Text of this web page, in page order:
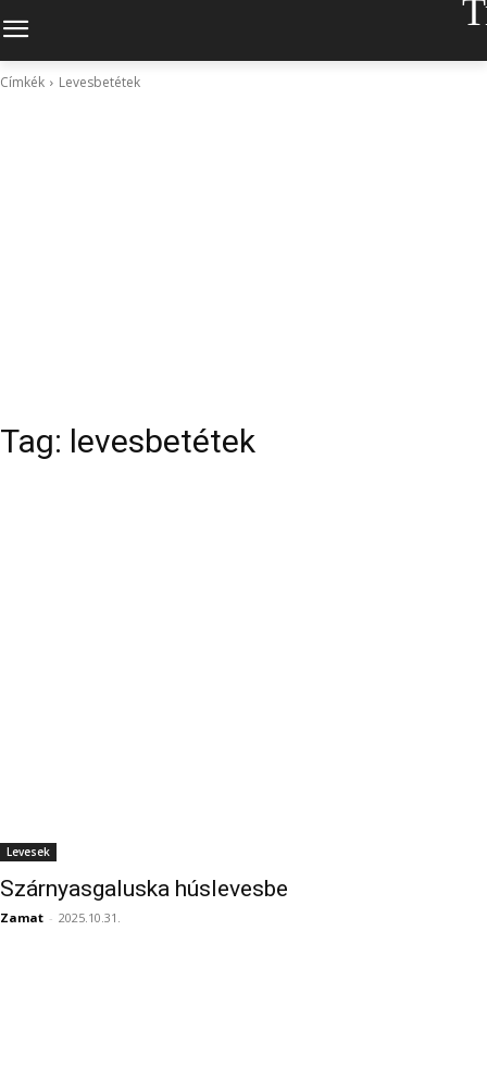
Címkék Levesbetétek
Tag: levesbetétek
Levesek
Szárnyasgaluska húslevesbe
Zamat - 2025.10.31.